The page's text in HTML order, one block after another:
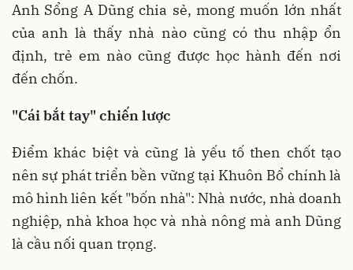
Anh Sổng A Dũng chia sẻ, mong muốn lớn nhất
của anh là thấy nhà nào cũng có thu nhập ổn
định, trẻ em nào cũng được học hành đến nơi
đến chốn.
"Cái bắt tay" chiến lược
Điểm khác biệt và cũng là yếu tố then chốt tạo
nên sự phát triển bền vững tại Khuôn Bổ chính là
mô hình liên kết "bốn nhà": Nhà nước, nhà doanh
nghiệp, nhà khoa học và nhà nông mà anh Dũng
là cầu nối quan trọng.